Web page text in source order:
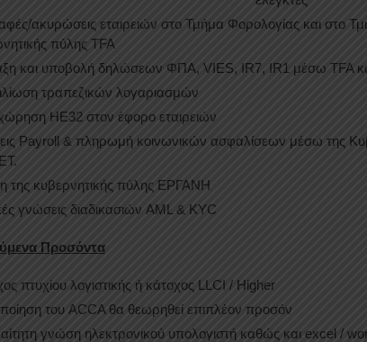
ακυρώσεις εταιρειών στο Τμήμα Φορολογίας και στο
πύλης TFA
και υποβολή δηλώσεων ΦΠΑ, VIES, IR7, IR1 μέσω TFA
τραπεζικών λογαριασμών
ΗΕ32 στον έφορο εταιρειών
Payroll & πληρωμή κοινωνικών ασφαλίσεων μέσω της
της κυβερνητικής πύλης ΕΡΓΑΝΗ
γνώσεις διαδικασιών AML & KYC
Προσόντα
πτυχίου λογιστικής ή κάτοχος LLCI / Higher
του ACCA θα θεωρηθεί επιπλέον προσόν
γνώση ηλεκτρονικού υπολογιστή καθώς και excel /